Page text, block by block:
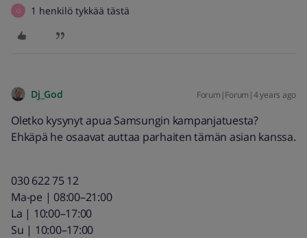
O 1 henkilö tykkää tästä
Dj_God Forum|Forum|4 years ago
Oletko kysynyt apua Samsungin kampanjatuesta?
Ehkäpä he osaavat auttaa parhaiten tämän asian kanssa.
030 622 75 12
Ma-pe | 08:00–21:00
La | 10:00–17:00
Su | 10:00–17:00